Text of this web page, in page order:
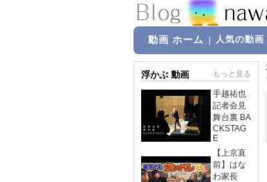
動画 ホーム 人気の動画
浮かぶ 動画 もっと見る
手越祐也
記者会見
舞台裏 BA
CKSTAG
E
【上京直
前】はな
わ家長